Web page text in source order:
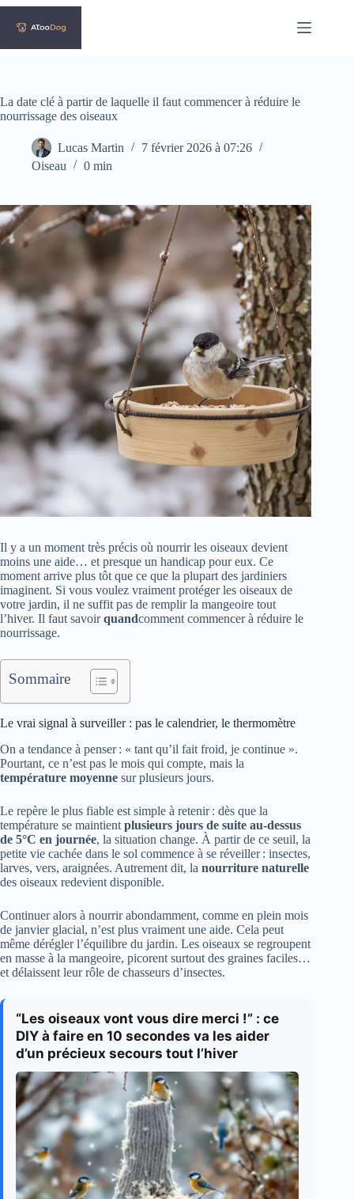
Passer
contenu
La date clé à partir de laquelle il faut commencer à réduire le
nourrissage des oiseaux
Lucas Martin
7 février 2026 à 07:26
Oiseau
0 min
Il y a un moment très précis où nourrir les oiseaux devient
moins une aide… et presque un handicap pour eux. Ce
moment arrive plus tôt que ce que la plupart des jardiniers
imaginent. Si vous voulez vraiment protéger les oiseaux de
votre jardin, il ne suffit pas de remplir la mangeoire tout
l’hiver. Il faut savoirquandcomment commencer à réduire le
nourrissage.
Sommaire
Le vrai signal à surveiller : pas le calendrier, le thermomètre
On a tendance à penser : « tant qu’il fait froid, je continue ».
Pourtant, ce n’est pas le mois qui compte, mais la
température moyenne sur plusieurs jours.
Le repère le plus fiable est simple à retenir : dès que la
température se maintient plusieurs jours de suite au-dessus
de 5°C en journée, la situation change. À partir de ce seuil, la
petite vie cachée dans le sol commence à se réveiller : insectes,
larves, vers, araignées. Autrement dit, la nourriture naturelle
des oiseaux redevient disponible.
Continuer alors à nourrir abondamment, comme en plein mois
de janvier glacial, n’est plus vraiment une aide. Cela peut
même dérégler l’équilibre du jardin. Les oiseaux se regroupent
en masse à la mangeoire, picorent surtout des graines faciles…
et délaissent leur rôle de chasseurs d’insectes.
“Les oiseaux vont vous dire merci !” : ce
DIY à faire en 10 secondes va les aider
d’un précieux secours tout l’hiver